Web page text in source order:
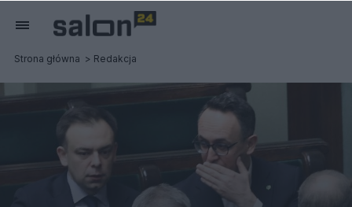
Strona główna Redakcja